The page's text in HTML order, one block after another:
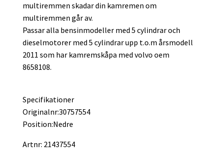
multiremmen skadar din kamremen om
multiremmen går av.
Passar alla bensinmodeller med 5 cylindrar och
dieselmotorer med 5 cylindrar upp t.o.m årsmodell
2011 som har kamremskåpa med volvo oem
8658108.
Specifikationer
Originalnr:30757554
Position:Nedre
Artnr: 21437554